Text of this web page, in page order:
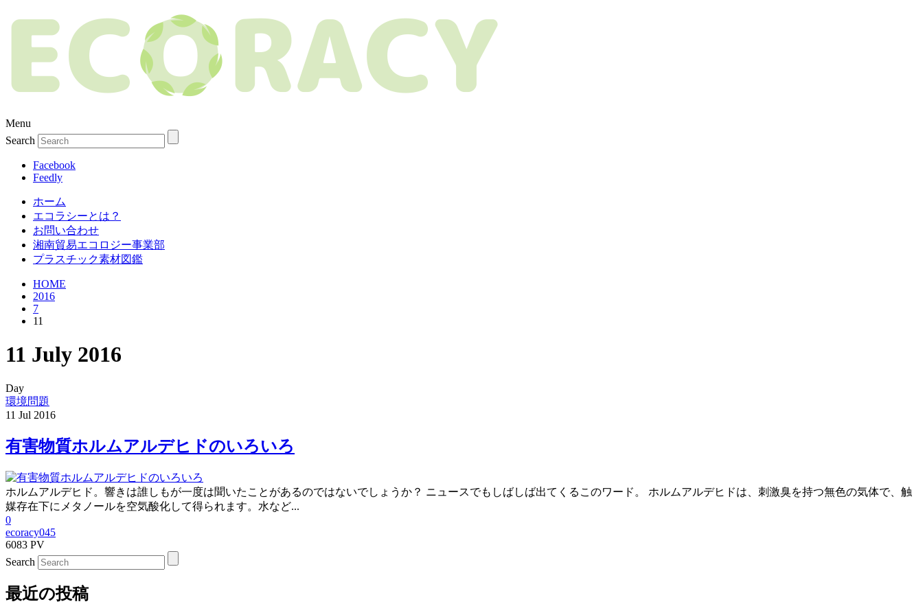
Menu
Search
Facebook
Feedly
ホーム
エコラシーとは？
お問い合わせ
湘南貿易エコロジー事業部
プラスチック素材図鑑
HOME
2016
7
11
11 July 2016
Day
環境問題
11 Jul 2016
有害物質ホルムアルデヒドのいろいろ
ホルムアルデヒド。響きは誰しもが一度は聞いたことがあるのではないでしょうか？ ニュースでもしばしば出てくるこのワード。 ホルムアルデヒドは、刺激臭を持つ無色の気体で、触
媒存在下にメタノールを空気酸化して得られます。水など...
0
ecoracy045
6083 PV
Search
最近の投稿